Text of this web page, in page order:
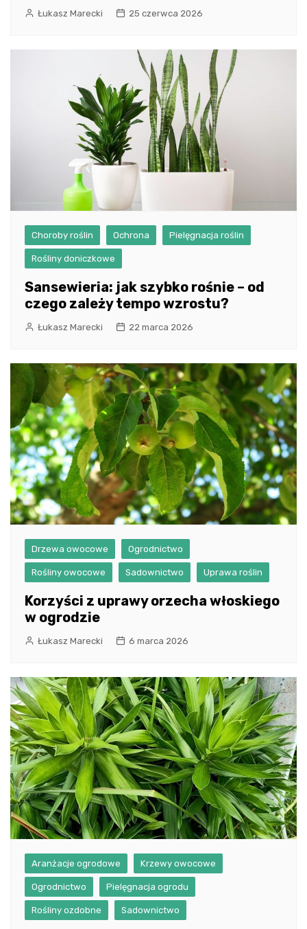
Łukasz Marecki 25 czerwca 2026
Choroby roślin Ochrona Pielęgnacja roślin
Rośliny doniczkowe
Sansewieria: jak szybko rośnie – od
czego zależy tempo wzrostu?
Łukasz Marecki 22 marca 2026
Drzewa owocowe Ogrodnictwo
Rośliny owocowe Sadownictwo Uprawa roślin
Korzyści z uprawy orzecha włoskiego
w ogrodzie
Łukasz Marecki 6 marca 2026
Aranżacje ogrodowe Krzewy owocowe
Ogrodnictwo Pielęgnacja ogrodu
Rośliny ozdobne Sadownictwo